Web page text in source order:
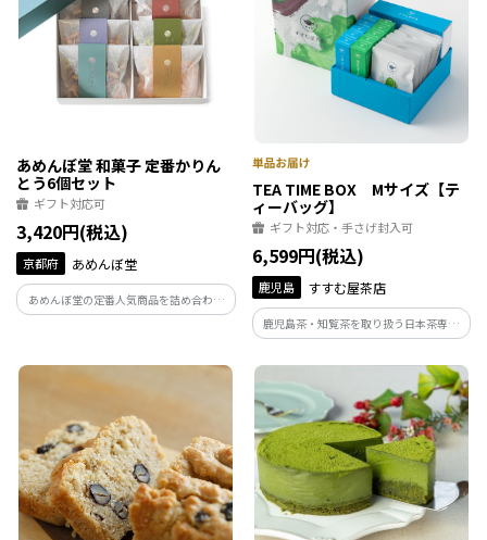
あめんぼ堂 和菓子 定番かりん
とう6個セット
ギフト対応可
3,420円(税込)
京都府 あめんぼ堂
あめんぼ堂の定番人気商品を詰め合わせ
ました。
TEA TIME BOX Mサイズ【テ
ィーバッグ】
ギフト対応・手さげ封入可
6,599円(税込)
鹿児島 すすむ屋茶店
鹿児島茶・知覧茶を取り扱う日本茶専門
店〈すすむ屋茶店〉が提案するギフトセ
ット「お茶とお菓子がセットに TEA
TIME BOX」。豊かなお茶の時間をお届け
致します。